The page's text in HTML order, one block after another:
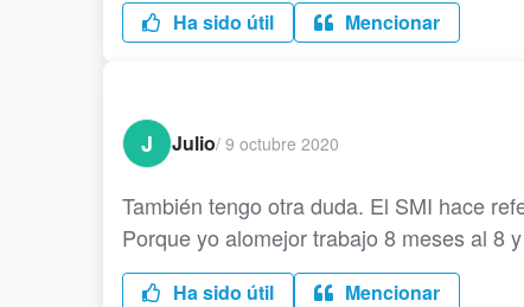
Ha sido útil Mencionar
J
Julio/ 9 octubre 2020
También tengo otra duda. El SMI hace
Porque yo alomejor trabajo 8 meses al 8
Ha sido útil Mencionar